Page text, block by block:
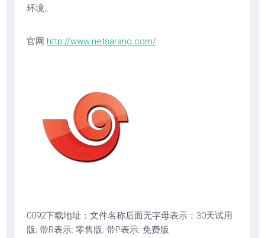
环境。
官网 http://www.netsarang.com/
0092下载地址：文件名称后面无字母表示：30天试用
版; 带R表示: 零售版; 带P表示: 免费版